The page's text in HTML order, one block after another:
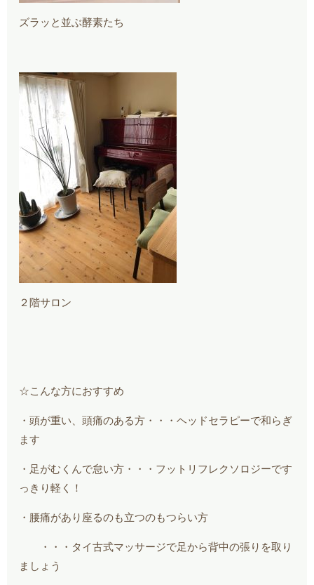
ズラッと並ぶ酵素たち
２階サロン
☆こんな方におすすめ
・頭が重い、頭痛のある方・・・ヘッドセラピーで和らぎ
ます
・足がむくんで怠い方・・・フットリフレクソロジーです
っきり軽く！
・腰痛があり座るのも立つのもつらい方
・・・タイ古式マッサージで足から背中の張りを取り
ましょう